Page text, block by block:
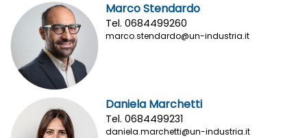
Marco Stendardo
Tel. 0684499260
marco.stendardo@un-industria.it
Daniela Marchetti
Tel. 0684499231
daniela.marchetti@un-industria.it